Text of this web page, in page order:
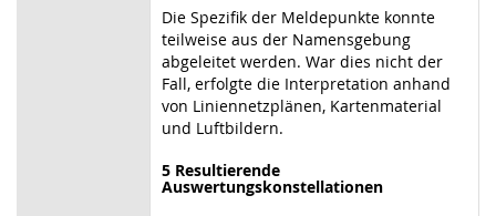
Die Spezifik der Meldepunkte konnte
teilweise aus der Namensgebung
abgeleitet werden. War dies nicht der
Fall, erfolgte die Interpretation anhand
von Liniennetzplänen, Kartenmaterial
und Luftbildern.
5 Resultierende
Auswertungskonstellationen